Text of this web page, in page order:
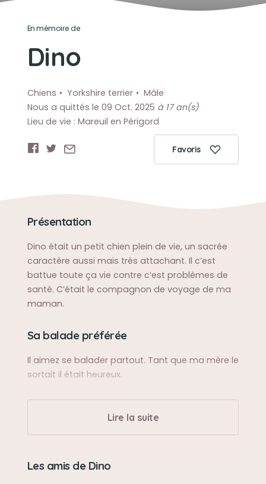
En mémoire de
Dino
Chiens Yorkshire terrier
Mâle
Nous a quittés le 09 Oct. 2025 à 17 an(s)
Lieu de vie : Mareuil en Périgord
Favoris
Présentation
Dino était un petit chien plein de vie, un sacrée
caractère aussi mais très attachant. Il c’est
battue toute ça vie contre c’est problèmes de
santé. C’était le compagnon de voyage de ma
maman.
Sa balade préférée
Il aimez se balader partout. Tant que ma mère le
sortait il était heureux.
Prendre les chaussettes de son maître.
Son caractère
Lire la suite
Les amis de Dino